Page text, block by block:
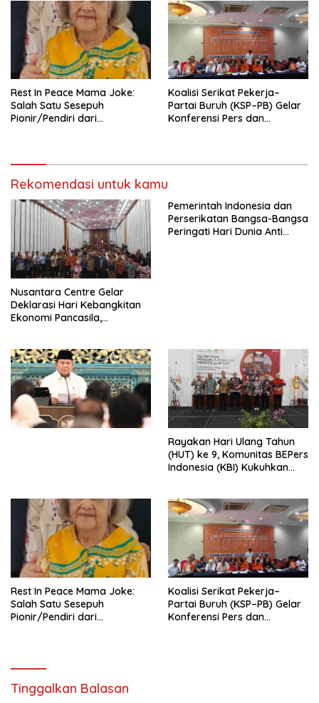
Tema: “Penguatan dan
Pengembangan Organisasi
KBI yang Berbasis Riset di
seluruh Indonesia dan
Mancanegara”.
Rest In Peace Mama Joke:
Salah Satu Sesepuh
Pionir/Pendiri dari
Koalisi Serikat Pekerja–
Partai Buruh (KSP–PB) Gelar
Konferensi Pers dan
Rekomendasi untuk kamu
Nusantara Centre Gelar
Deklarasi Hari Kebangkitan
Ekonomi Pancasila,
Penjajahan (Pergolakan
Ekonomi Politik Indonesia) &
Simposium Nasional “Urgensi
Undang-Undang
Perekonomian Nasional dan
Kesejahteraan Sosial dalam
Pemerintah Indonesia dan
Perserikatan Bangsa-Bangsa
Peringati Hari Dunia Anti
Rayakan Hari Ulang Tahun
(HUT) ke 9, Komunitas BEPers
Indonesia (KBI) Kukuhkan
Tema: “Penguatan dan
Pengembangan Organisasi
KBI yang Berbasis Riset di
seluruh Indonesia dan
Mancanegara”.
Rest In Peace Mama Joke:
Salah Satu Sesepuh
Pionir/Pendiri dari
Kasih Allah.
Koalisi Serikat Pekerja–
Partai Buruh (KSP–PB) Gelar
Konferensi Pers dan
Tinggalkan Balasan